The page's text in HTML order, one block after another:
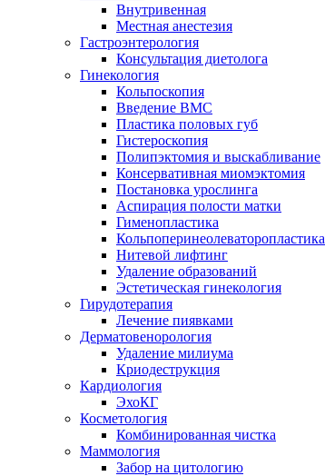
Внутривенная
Местная анестезия
Гастроэнтерология
Консультация диетолога
Гинекология
Кольпоскопия
Введение ВМС
Пластика половых губ
Гистероскопия
Полипэктомия и выскабливание
Консервативная миомэктомия
Постановка урослинга
Аспирация полости матки
Гименопластика
Кольпоперинеолеваторопластика
Нитевой лифтинг
Удаление образований
Эстетическая гинекология
Гирудотерапия
Лечение пиявками
Дерматовенорология
Удаление милиума
Криодеструкция
Кардиология
ЭхоКГ
Косметология
Комбинированная чистка
Маммология
Забор на цитологию